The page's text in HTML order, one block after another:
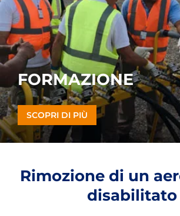
FORMAZIONE
SCOPRI DI PIÙ
Rimozione di un
disabilitato